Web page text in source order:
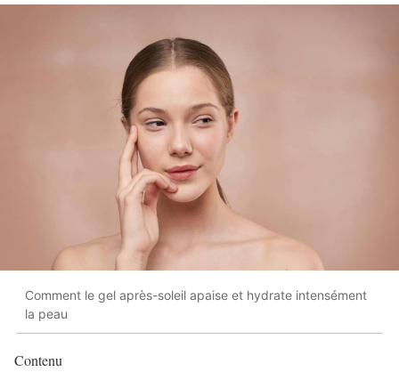
Comment le gel après-soleil apaise et hydrate intensément
la peau
Contenu